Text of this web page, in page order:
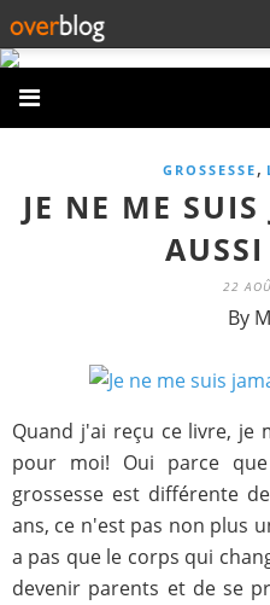
GROSSESSE ,
JE NE ME
22
By
Quand j'ai reçu ce livre, je
pour moi! Oui parce
grossesse est différente
ans, ce n'est pas non plus
a pas que le corps qui
devenir parents et de se